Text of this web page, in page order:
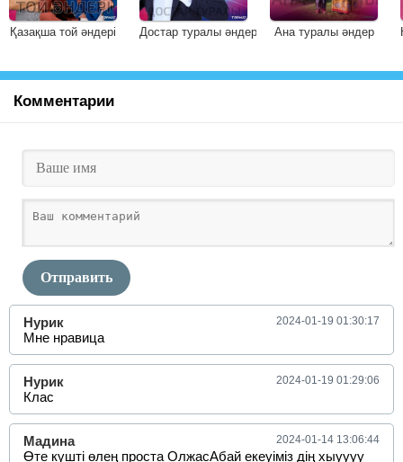
Қазақша той әндері Достар туралы әндер Ана туралы әндер
Комментарии
Отправить
Нурик 2024-01-19 01:30:17
Мне нравица
Нурик 2024-01-19 01:29:06
Клас
Мадина 2024-01-14 13:06:44
Өте күшті өлең проста ОлжасАбай екеуіміз дің хыуууу